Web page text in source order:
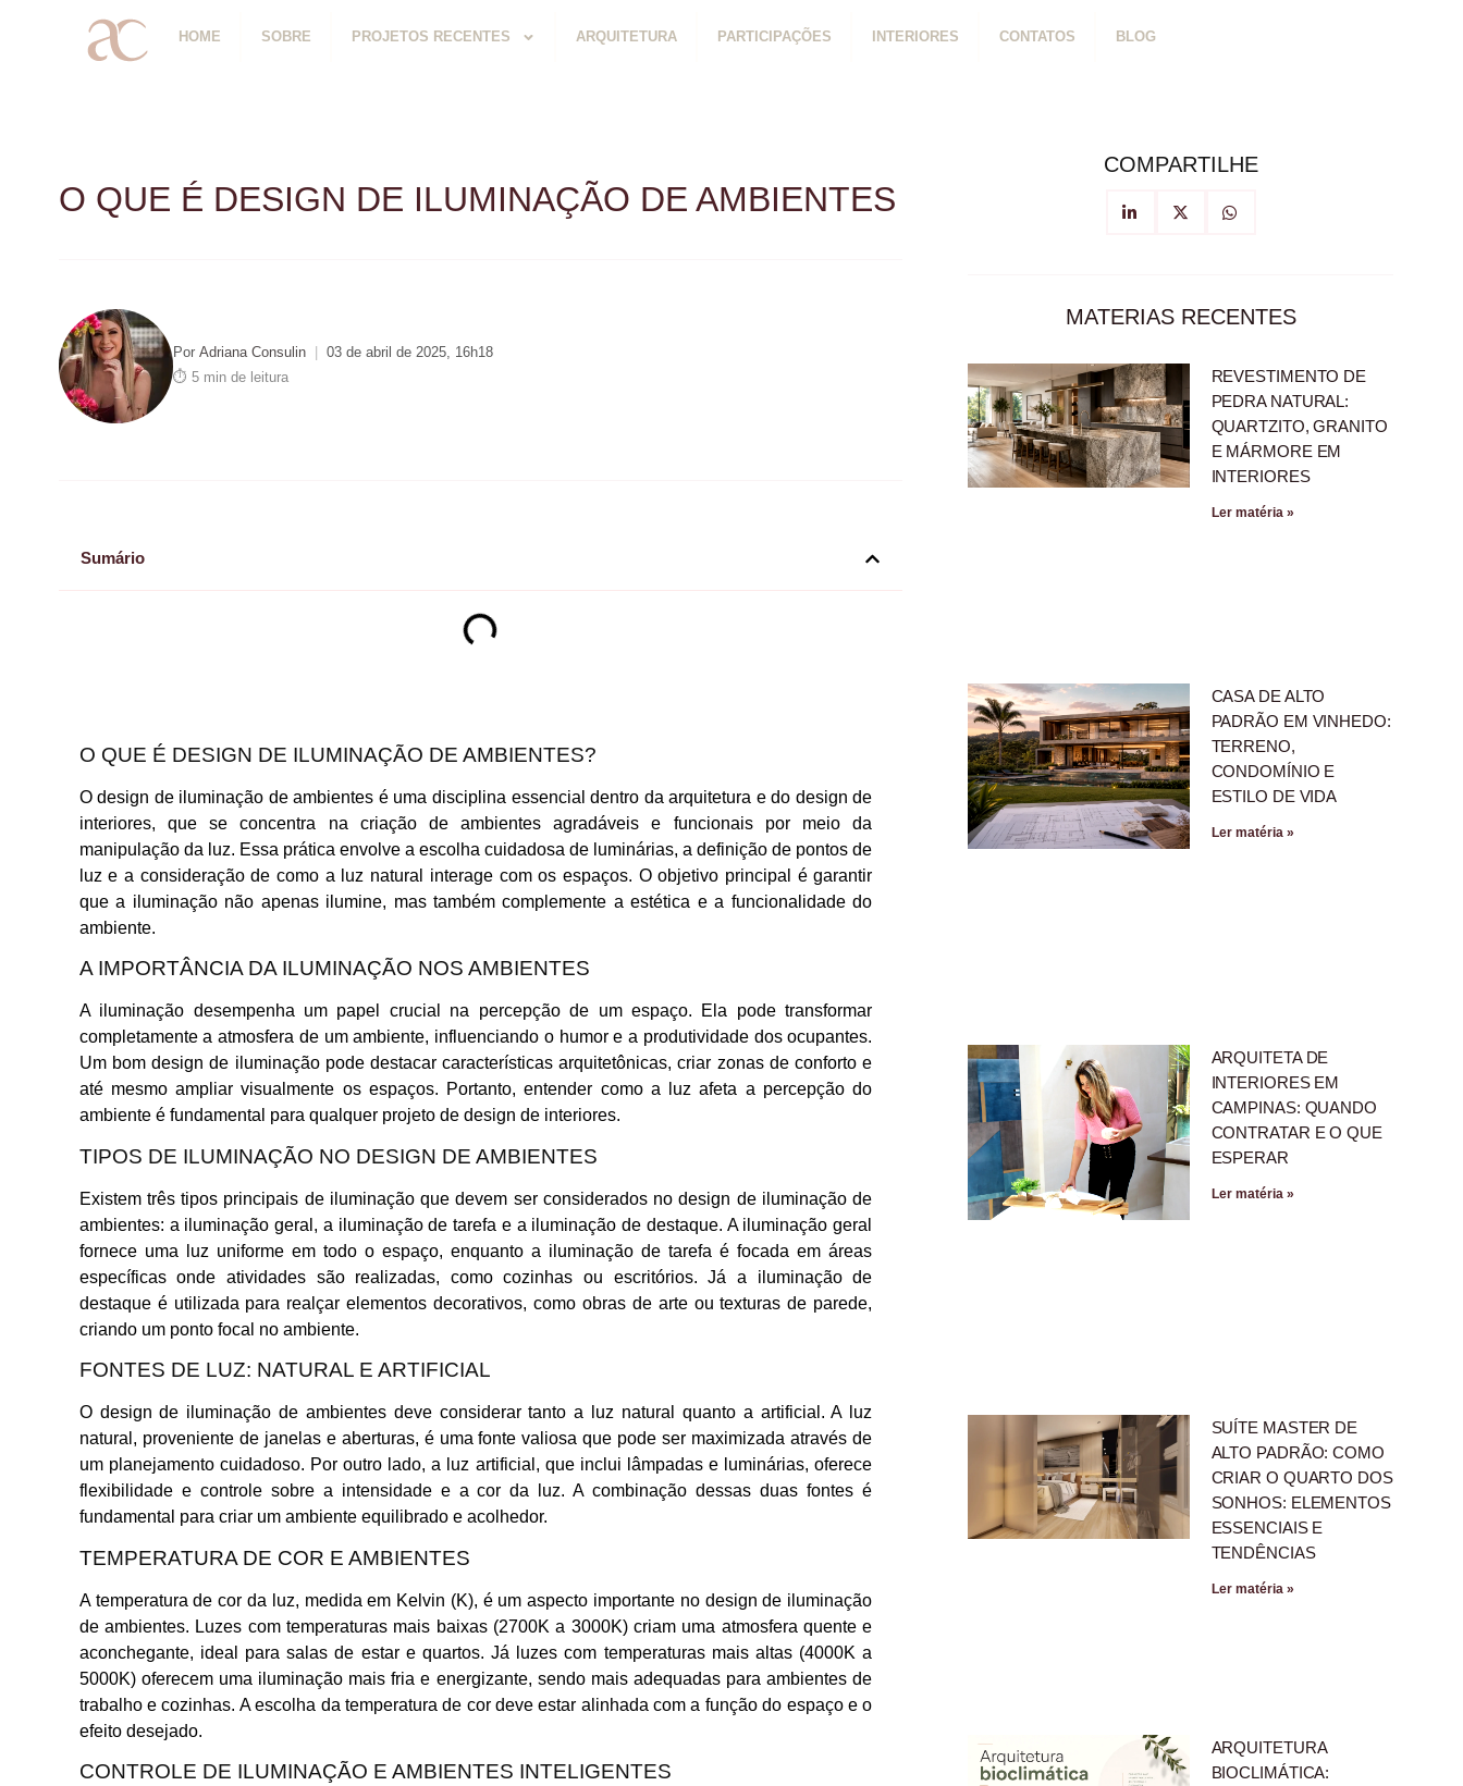
HOME SOBRE PROJETOS RECENTES ARQUITETURA PARTICIPAÇÕES INTERIORES CONTATOS BLOG
O QUE É DESIGN DE ILUMINAÇÃO DE AMBIENTES
PorAdriana Consulin
03 de abril de 2025, 16h18
⏱ 5 min de leitura
Sumário
O QUE É DESIGN DE ILUMINAÇÃO DE AMBIENTES?
O design de iluminação de ambientes é uma disciplina essencial dentro da arquitetura e do design de
interiores, que se concentra na criação de ambientes agradáveis e funcionais por meio da
manipulação da luz. Essa prática envolve a escolha cuidadosa de luminárias, a definição de pontos de
luz e a consideração de como a luz natural interage com os espaços. O objetivo principal é garantir
que a iluminação não apenas ilumine, mas também complemente a estética e a funcionalidade do
ambiente.
A IMPORTÂNCIA DA ILUMINAÇÃO NOS AMBIENTES
A iluminação desempenha um papel crucial na percepção de um espaço. Ela pode transformar
completamente a atmosfera de um ambiente, influenciando o humor e a produtividade dos ocupantes.
Um bom design de iluminação pode destacar características arquitetônicas, criar zonas de conforto e
até mesmo ampliar visualmente os espaços. Portanto, entender como a luz afeta a percepção do
ambiente é fundamental para qualquer projeto de design de interiores.
TIPOS DE ILUMINAÇÃO NO DESIGN DE AMBIENTES
Existem três tipos principais de iluminação que devem ser considerados no design de iluminação de
ambientes: a iluminação geral, a iluminação de tarefa e a iluminação de destaque. A iluminação geral
fornece uma luz uniforme em todo o espaço, enquanto a iluminação de tarefa é focada em áreas
específicas onde atividades são realizadas, como cozinhas ou escritórios. Já a iluminação de
destaque é utilizada para realçar elementos decorativos, como obras de arte ou texturas de parede,
criando um ponto focal no ambiente.
FONTES DE LUZ: NATURAL E ARTIFICIAL
O design de iluminação de ambientes deve considerar tanto a luz natural quanto a artificial. A luz
natural, proveniente de janelas e aberturas, é uma fonte valiosa que pode ser maximizada através de
um planejamento cuidadoso. Por outro lado, a luz artificial, que inclui lâmpadas e luminárias, oferece
flexibilidade e controle sobre a intensidade e a cor da luz. A combinação dessas duas fontes é
fundamental para criar um ambiente equilibrado e acolhedor.
TEMPERATURA DE COR E AMBIENTES
A temperatura de cor da luz, medida em Kelvin (K), é um aspecto importante no design de iluminação
de ambientes. Luzes com temperaturas mais baixas (2700K a 3000K) criam uma atmosfera quente e
aconchegante, ideal para salas de estar e quartos. Já luzes com temperaturas mais altas (4000K a
5000K) oferecem uma iluminação mais fria e energizante, sendo mais adequadas para ambientes de
trabalho e cozinhas. A escolha da temperatura de cor deve estar alinhada com a função do espaço e o
efeito desejado.
CONTROLE DE ILUMINAÇÃO E AMBIENTES INTELIGENTES
COMPARTILHE
MATERIAS RECENTES
REVESTIMENTO DE
PEDRA NATURAL:
QUARTZITO, GRANITO
E MÁRMORE EM
INTERIORES
Ler matéria »
CASA DE ALTO
PADRÃO EM VINHEDO:
TERRENO,
CONDOMÍNIO E
ESTILO DE VIDA
Ler matéria »
ARQUITETA DE
INTERIORES EM
CAMPINAS: QUANDO
CONTRATAR E O QUE
ESPERAR
Ler matéria »
SUÍTE MASTER DE
ALTO PADRÃO: COMO
CRIAR O QUARTO DOS
SONHOS: ELEMENTOS
ESSENCIAIS E
TENDÊNCIAS
Ler matéria »
ARQUITETURA
BIOCLIMÁTICA: